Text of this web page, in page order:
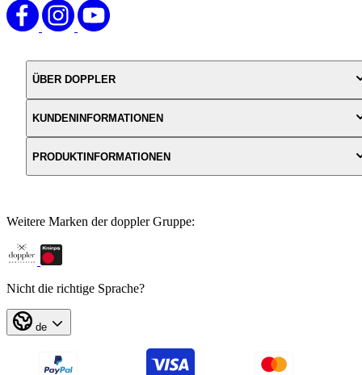
ÜBER DOPPLER
KUNDENINFORMATIONEN
PRODUKTINFORMATIONEN
Weitere Marken der doppler Gruppe:
Nicht die richtige Sprache?
de